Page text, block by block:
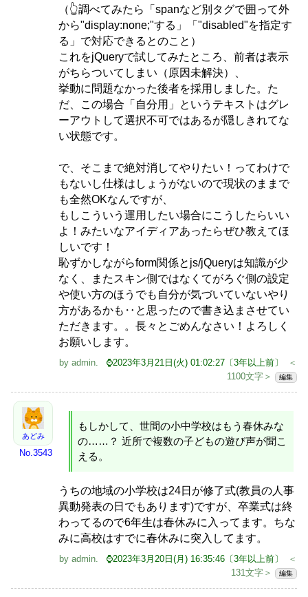
（👆調べてみたら「spanなど別タグで囲って外
から"display:none;"する」「"disabled"を指定す
る」で対応できるとのこと）
これをjQueryで試してみたところ、前者は表示
がちらついてしまい（原因未解決）、
挙動に問題なかった後者を採用しました。た
だ、この場合「自分用」というテキストはグレ
ーアウトして選択不可ではあるが隠しきれてな
い状態です。
で、そこまで絶対消してやりたい！ってわけで
もないし仕様はしょうがないので現状のままで
も全然OKなんですが、
もしこういう運用したい場合にこうしたらいい
よ！みたいなアイディアあったらぜひ教えてほ
しいです！
恥ずかしながらform関係とjs/jQueryは知識が少
なく、またスキン側ではなくてがろぐ側の設定
や使い方のほうでも自分が気づいていないやり
方があるかも‥と思ったので書き込まさせてい
ただきます。。長々とごめんなさい！よろしく
お願いします。
by admin. ⌚2023年3月21日(火) 01:02:27〔3年以上前〕
＜
1100文字＞
編集
あどみ
No.3543
もしかして、世間の小中学校はもう春休みな
の……？ 近所で複数の子どもの遊び声が聞こ
える。
うちの地域の小学校は24日が修了式(教員の人事
異動発表の日でもあります)ですが、卒業式は終
わってるので6年生は春休みに入ってます。ちな
みに高校はすでに春休みに突入してます。
by admin. ⌚2023年3月20日(月) 16:35:46〔3年以上前〕
＜
131文字＞
編集